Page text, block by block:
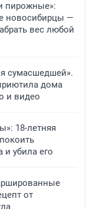
пирожные»:
новосибирцы —
вес любой
сумасшедшей».
дома
и видео
18-летняя
и убила его
от